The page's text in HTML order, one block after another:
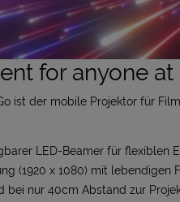
for anyone
ist der mobile Projektor für
LED-Beamer für flexiblen
(1920 x 1080) mit lebendigen
bei nur 40cm Abstand zur